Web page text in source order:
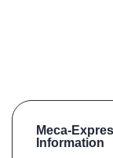
Meca-
Information